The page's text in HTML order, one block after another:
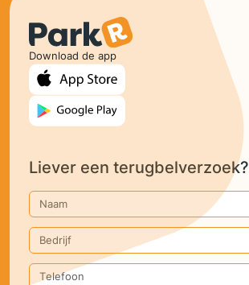
Download de app
Liever een terugbelverzoek?
Naam
Bedrijf
Telefoon